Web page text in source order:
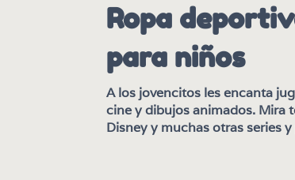
Ropa
para niños
A los jovencitos les encanta
cine y dibujos animados. Mira
Disney y muchas otras series